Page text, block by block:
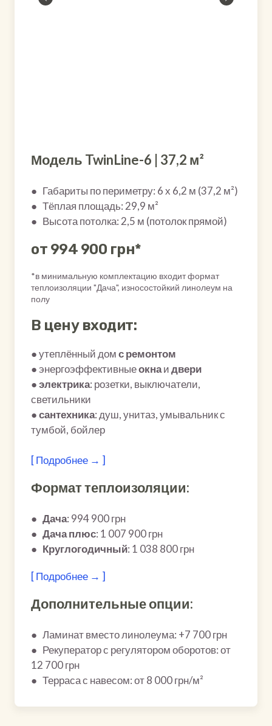
Модель TwinLine-6 | 37,2 м²
● Габариты по периметру: 6 х 6,2 м (37,2 м²)
● Тёплая площадь: 29,9 м²
● Высота потолка: 2,5 м (потолок прямой)
от 994 900 грн*
*в минимальную комплектацию входит формат
теплоизоляции "Дача", износостойкий линолеум на
полу
В цену входит:
● утеплённый домс ремонтом
● энергоэффективныеокнаидвери
●электрика: розетки, выключатели,
светильники
●сантехника: душ, унитаз, умывальник с
тумбой, бойлер
[ Подробнее → ]
Формат теплоизоляции:
● Дача: 994 900 грн
● Дача плюс: 1 007 900 грн
● Круглогодичный: 1 038 800 грн
[ Подробнее → ]
Дополнительные опции:
● Ламинат вместо линолеума: +7 700 грн
● Рекуператор с регулятором оборотов: от
12 700 грн
● Терраса с навесом: от 8 000 грн/м²